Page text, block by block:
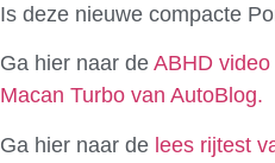
Is deze nieuwe compacte
Ga hier naar de ABHD
Macan Turbo van AutoBlog.
Ga hier naar de lees rijtest